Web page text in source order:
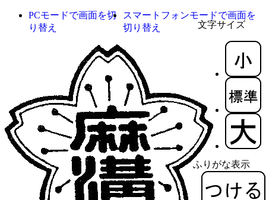
文字サイズ
ふりがな表示
PCモードで画面を切
り替え
スマートフォンモードで画面を
切り替え